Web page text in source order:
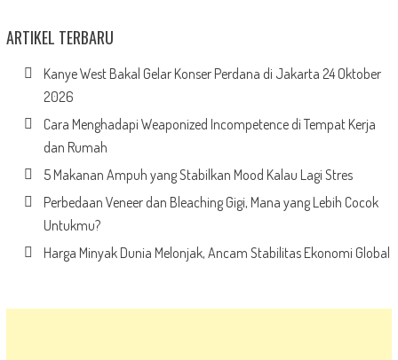
ARTIKEL TERBARU
Kanye West Bakal Gelar Konser Perdana di Jakarta 24 Oktober
2026
Cara Menghadapi Weaponized Incompetence di Tempat Kerja
dan Rumah
5 Makanan Ampuh yang Stabilkan Mood Kalau Lagi Stres
Perbedaan Veneer dan Bleaching Gigi, Mana yang Lebih Cocok
Untukmu?
Harga Minyak Dunia Melonjak, Ancam Stabilitas Ekonomi Global